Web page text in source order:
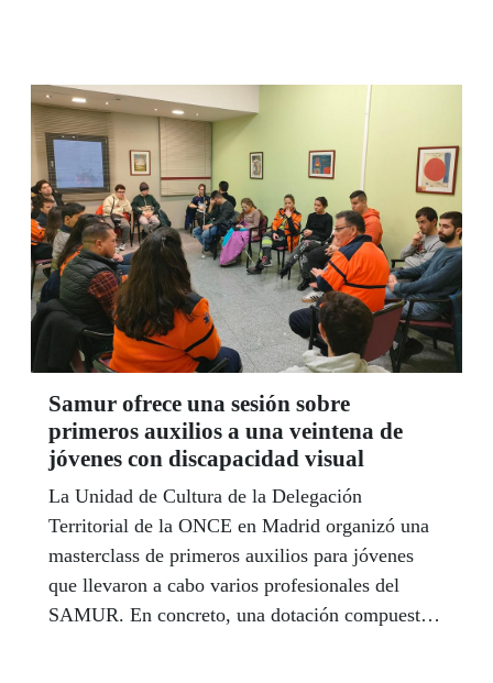
Samur ofrece una sesión sobre
primeros auxilios a una veintena de
jóvenes con discapacidad visual
La Unidad de Cultura de la Delegación
Territorial de la ONCE en Madrid organizó una
masterclass de primeros auxilios para jóvenes
que llevaron a cabo varios profesionales del
SAMUR. En concreto, una dotación compuesta